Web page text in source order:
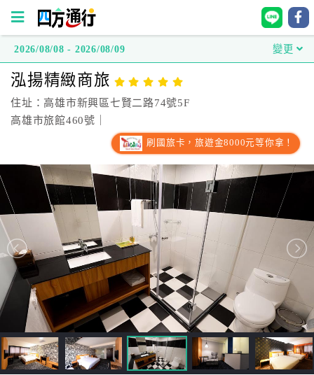
方
通
行
灣
訂
房
接
跟
飯
店
2026/08/08 - 2026/08/09 變更
泓揚精緻商旅
住址：高雄市新興區七賢二路74號5F
高雄市旅館460號｜
刷國旅卡，旅遊金8000元等你拿！